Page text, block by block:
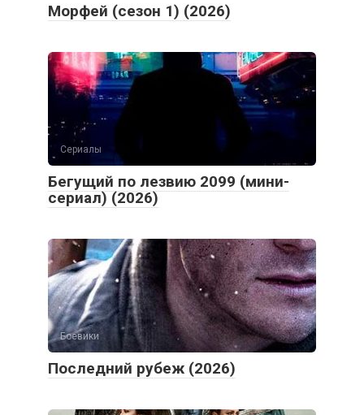
Морфей (сезон 1) (2026)
Сериалы
Бегущий по лезвию 2099 (мини-
сериал) (2026)
Боевики
Последний рубеж (2026)